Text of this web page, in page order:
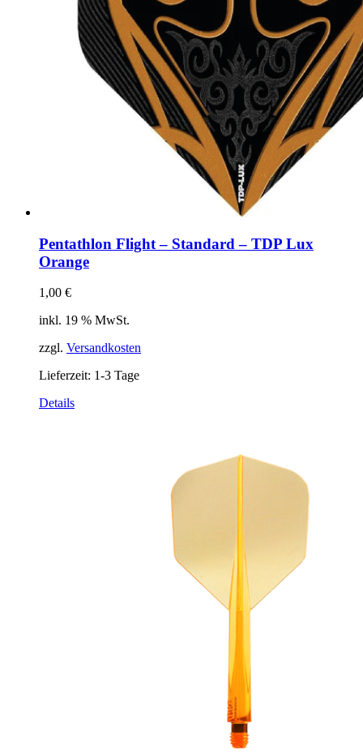
Pentathlon Flight – Standard – TDP Lux
Orange
1,00 €
inkl. 19 % MwSt.
zzgl. Versandkosten
Lieferzeit: 1-3 Tage
Details